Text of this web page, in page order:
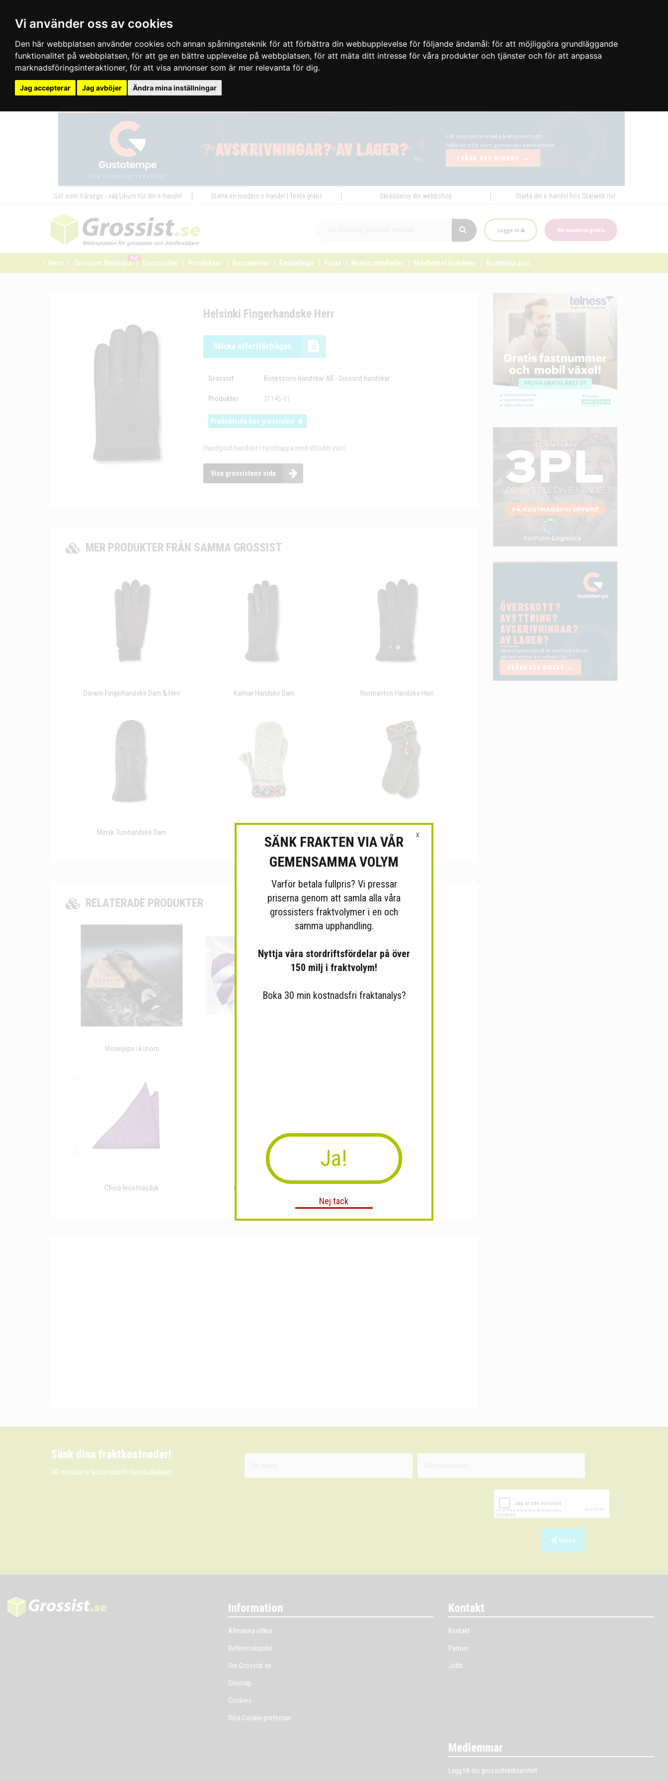
Vi använder oss av cookies
Den här webbplatsen använder cookies och annan spårningsteknik för att förbättra din webbupplevelse för följande ändamål: för att möjliggöra grundläggande
funktionalitet på webbplatsen, för att ge en bättre upplevelse på webbplatsen, för att mäta ditt intresse för våra produkter och tjänster och för att anpassa
marknadsföringsinteraktioner, för att visa annonser som är mer relevanta för dig.
Jag accepterar Jag avböjer Ändra mina inställningar
Gör som Varsego - välj Litium för din e-handel Starta en modern e-handel | Testa gratis Skräddarsy din webbshop Starta din e-handel hos Starweb nu!
Logga in Bli medlem gratis
Hem Grossist Webbyrå
Ny!
Grossister Produkter Restpartier Emballage Frakt Branschnyheter Medlemsförmåner Kontakta oss
Helsinki Fingerhandske Herr
Skicka offertförfrågan
Grossist Börjessons Handskar AB - Grossist handskar
Produktnr 21145-01
Produktsida hos grossisten
Handgjord handske i hjortnappa med ullfoder inuti.
Visa grossistens sida
MER PRODUKTER FRÅN SAMMA GROSSIST
Darwin Fingerhandske Dam & Herr Kalmar Handske Dam Normanton Handske Herr
Minsk Tumhandske Dam Kengis short sock
RELATERADE PRODUKTER
Visselpipa i kohorn
Chico bröstnäsduk Accogliente Burgundy
Sänk dina fraktkostnader!
30 minuters kostnadsfri konsultation
Skicka
Information
Allmänna villkor
Referenskunder
Om Grossist.se
Sitemap
Cookies
Dina Cookie-prefenser
Kontakt
Kontakt
Partner
Jobb
Medlemmar
Lägg till din grossistverksamhet
X
SÄNK FRAKTEN VIA VÅR
GEMENSAMMA VOLYM
Varför betala fullpris? Vi pressar
priserna genom att samla alla våra
grossisters fraktvolymer i en och
samma upphandling.
Nyttja våra stordriftsfördelar på över
150 milj i fraktvolym!
Boka 30 min kostnadsfri fraktanalys?
Ja!
Nej tack